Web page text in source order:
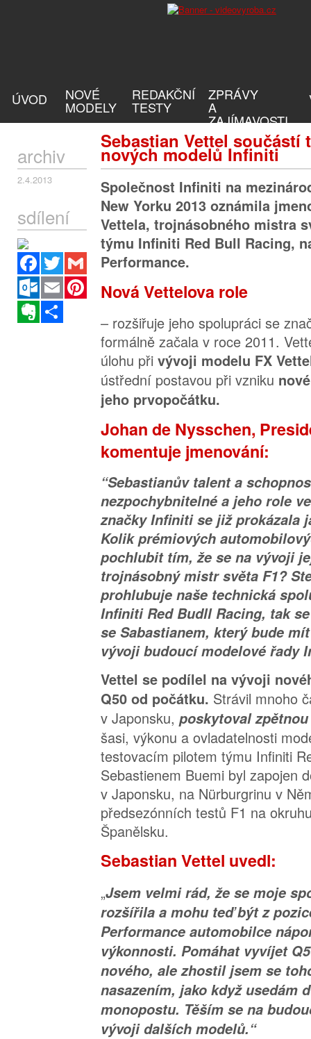
ÚVOD NOVÉ
MODELY
REDAKČNÍ
TESTY
ZPRÁVY
A
ZAJÍMAVOSTI
Sebastian Vettel součástí
nových modelů Infiniti
archiv
2.4.2013
sdílení
Facebook
Twitter
Gmail
Outlook.com
Email
Evernote
Společnost Infiniti na
New Yorku 2013 oznámila
Vettela, trojnásobného mistra
týmu Infiniti Red Bull Racing,
Performance.
Nová Vettelova role
– rozšiřuje jeho spolupráci se
formálně začala v roce 2011.
úlohu při vývoji modelu FX
ústřední postavou při vzniku
jeho prvopočátku.
Johan de Nysschen,
komentuje jmenování:
“Sebastianův talent a
nezpochybnitelné a jeho role
značky Infiniti se již prokázala
Kolik prémiových
pochlubit tím, že se na vývoji
trojnásobný mistr světa F1?
prohlubuje naše technická
Infiniti Red Budll Racing, tak
se Sabastianem, který bude
vývoji budoucí modelové řady
Vettel se podílel na vývoji
Q50 od počátku. Strávil mnoho
v Japonsku, poskytoval
šasi, výkonu a ovladatelnosti
testovacím pilotem týmu Infiniti
Sebastienem Buemi byl zapojen
v Japonsku, na Nürburgrinu v
předsezónních testů F1 na
Španělsku.
Sebastian Vettel uvedl:
„Jsem velmi rád, že se moje
rozšířila a mohu teď být z
Performance automobilce
výkonnosti. Pomáhat vyvíjet
nového, ale zhostil jsem se
nasazením, jako když usedám
monopostu. Těším se na
vývoji dalších modelů.“